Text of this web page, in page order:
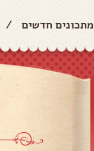
מתכונים חדשים /